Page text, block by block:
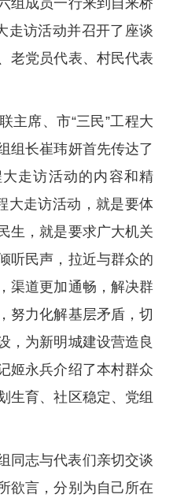
组成员一行来到自来桥
走访活动并召开了座谈
老党员代表、村民代表
主席、市“三民”工程大
组长崔玮妍首先传达了
走访活动的内容和精
大走访活动，就是要体
生，就是要求广大机关
听民声，拉近与群众的
渠道更加通畅，解决群
努力化解基层矛盾，切
，为新明城建设营造良
姬永兵介绍了本村群众
生育、社区稳定、党组
同志与代表们亲切交谈
欲言，分别为自己所在